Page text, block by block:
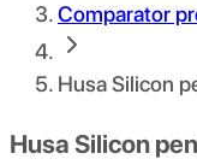
Comparator
Husa Silicon
Husa Silicon